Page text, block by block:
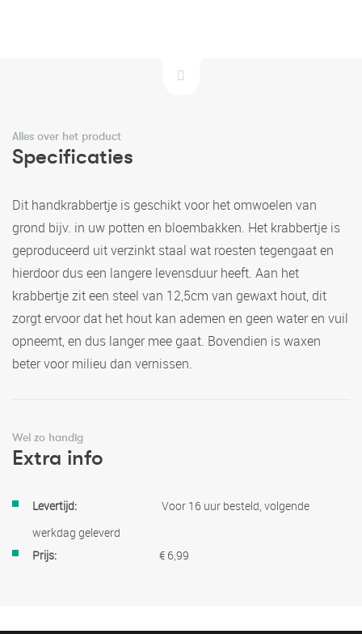
Alles over het product
Specificaties
Dit handkrabbertje is geschikt voor het omwoelen van
grond bijv. in uw potten en bloembakken. Het krabbertje is
geproduceerd uit verzinkt staal wat roesten tegengaat en
hierdoor dus een langere levensduur heeft. Aan het
krabbertje zit een steel van 12,5cm van gewaxt hout, dit
zorgt ervoor dat het hout kan ademen en geen water en vuil
opneemt, en dus langer mee gaat. Bovendien is waxen
beter voor milieu dan vernissen.
Wel zo handig
Extra info
Meer
Voor 16 uur besteld, volgende
werkdag geleverd
€ 6,99